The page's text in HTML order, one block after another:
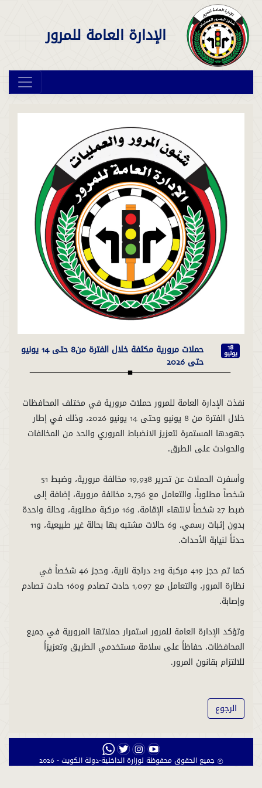
الإدارة العامة للمرور
18
يونيو حملات مرورية مكثفة خلال الفترة من8 حتى 14 يونيو
حتى 2026
نفذت الإدارة العامة للمرور حملات مرورية في مختلف المحافظات
خلال الفترة من 8 يونيو وحتى 14 يونيو 2026، وذلك في إطار
جهودها المستمرة لتعزيز الانضباط المروري والحد من المخالفات
وأسفرت الحملات عن تحرير 19,938 مخالفة مرورية، وضبط 51
شخصاً مطلوباً، والتعامل مع 2,736 مخالفة مرورية، إضافة إلى
ضبط 27 شخصاً لانتهاء الإقامة، و16 مركبة مطلوبة، وحالة واحدة
بدون إثبات رسمي، و6 حالات مشتبه بها بحالة غير طبيعية، و11
كما تم حجز 419 مركبة و21 دراجة نارية، وحجز 46 شخصاً في
نظارة المرور، والتعامل مع 1,097 حادث تصادم و160 حادث تصادم
وتؤكد الإدارة العامة للمرور استمرار حملاتها المرورية في جميع
المحافظات، حفاظاً على سلامة مستخدمي الطريق وتعزيزاً
للالتزام بقانون المرور.
الرجوع
© جميع الحقوق محفوظة لوزارة الداخلية-دولة الكويت - 2026